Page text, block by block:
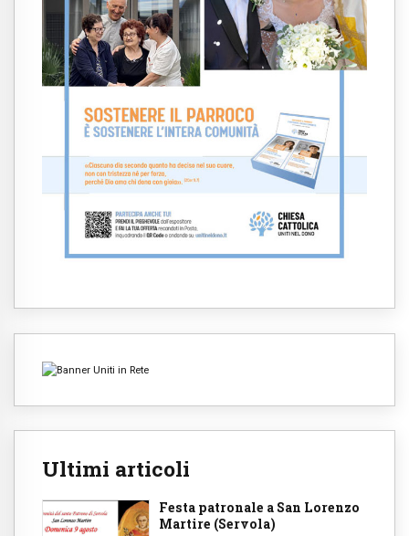
Ultimi articoli
Festa patronale a San Lorenzo
Martire (Servola)